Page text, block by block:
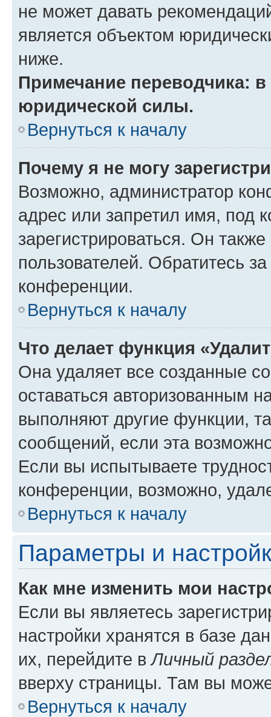
не может давать
является объектом
ниже.
Примечание переводчика:
юридической силы.
Вернуться к началу
Почему я не могу
Возможно, администратор
адрес или запретил имя, под
зарегистрироваться. Он
пользователей. Обратитесь
конференции.
Вернуться к началу
Что делает функция
Она удаляет все созданные
оставаться авторизованным
выполняют другие функции,
сообщений, если эта
Если вы испытываете
конференции, возможно,
Вернуться к началу
Параметры и
Как мне изменить мои
Если вы являетесь
настройки хранятся в базе
их, перейдите вЛичный
вверху страницы. Там вы
Вернуться к началу